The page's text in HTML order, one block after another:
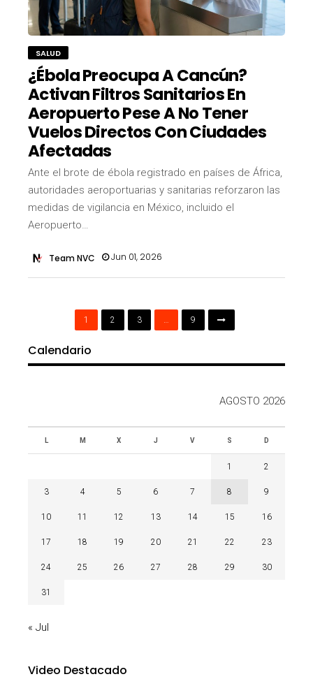
SALUD
¿Ébola Preocupa A Cancún?
Activan Filtros Sanitarios En
Aeropuerto Pese A No Tener
Vuelos Directos Con Ciudades
Afectadas
Ante el brote de ébola registrado en países de África,
autoridades aeroportuarias y sanitarias reforzaron las
medidas de vigilancia en México, incluido el
Aeropuerto…
Team NVC Jun 01, 2026
1 2 3 9
Calendario
AGOSTO 2026
L M X J V S D
1 2
3 4 5 6 7 8 9
10 11 12 13 14 15 16
17 18 19 20 21 22 23
24 25 26 27 28 29 30
31
« Jul
Video Destacado